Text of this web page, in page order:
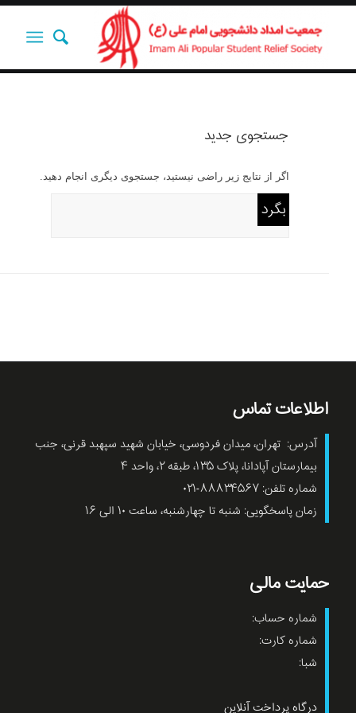
جستجوی جدید
اگر از نتایج زیر راضی نیستید، جستجوی دیگری انجام دهید.
اطلاعات تماس
آدرس: تهران، میدان فردوسی، خیابان شهید سپهبد قرنی، جنب
بیمارستان آپادانا، پلاک ۱۳۵، طبقه ۲، واحد ۴
شماره تلفن: ۸۸۸۳۴۵۶۷-۰۲۱
زمان پاسخگویی: شنبه تا چهارشنبه، ساعت ۱۰ الی ۱۶
حمایت مالی
شماره حساب:
شماره کارت:
شبا:
درگاه پرداخت آنلاین